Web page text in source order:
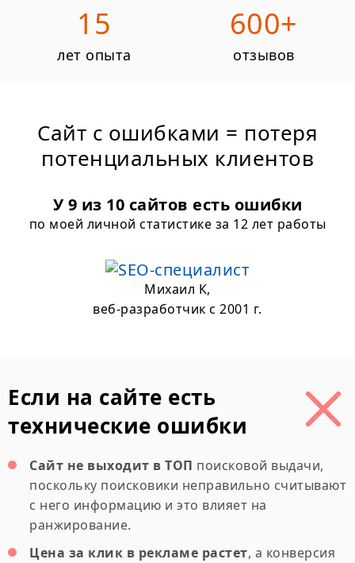
15
лет опыта
600+
отзывов
Сайт с ошибками = потеря
потенциальных клиентов
У 9 из 10 сайтов есть ошибки
по моей личной статистике за 12 лет работы
Михаил К,
веб-разработчик с 2001 г.
Если на сайте есть
технические ошибки
Сайт не выходит в ТОП поисковой выдачи,
поскольку поисковики неправильно считывают
с него информацию и это влияет на
ранжирование.
Цена за клик в рекламе растет, а конверсия